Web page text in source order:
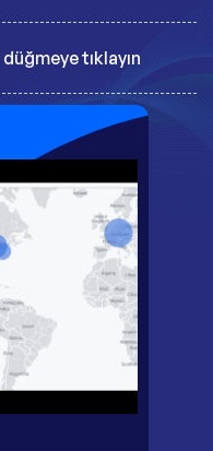
tıklayın